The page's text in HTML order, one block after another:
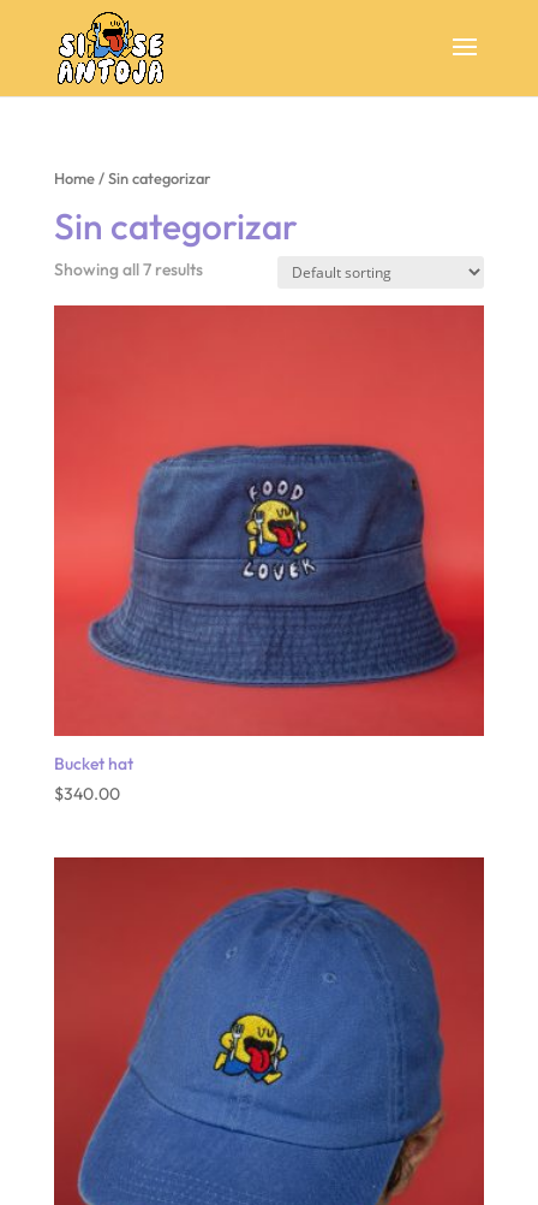
Home/ Sin categorizar
Sin categorizar
Showing all 7 results
Bucket hat
$340.00